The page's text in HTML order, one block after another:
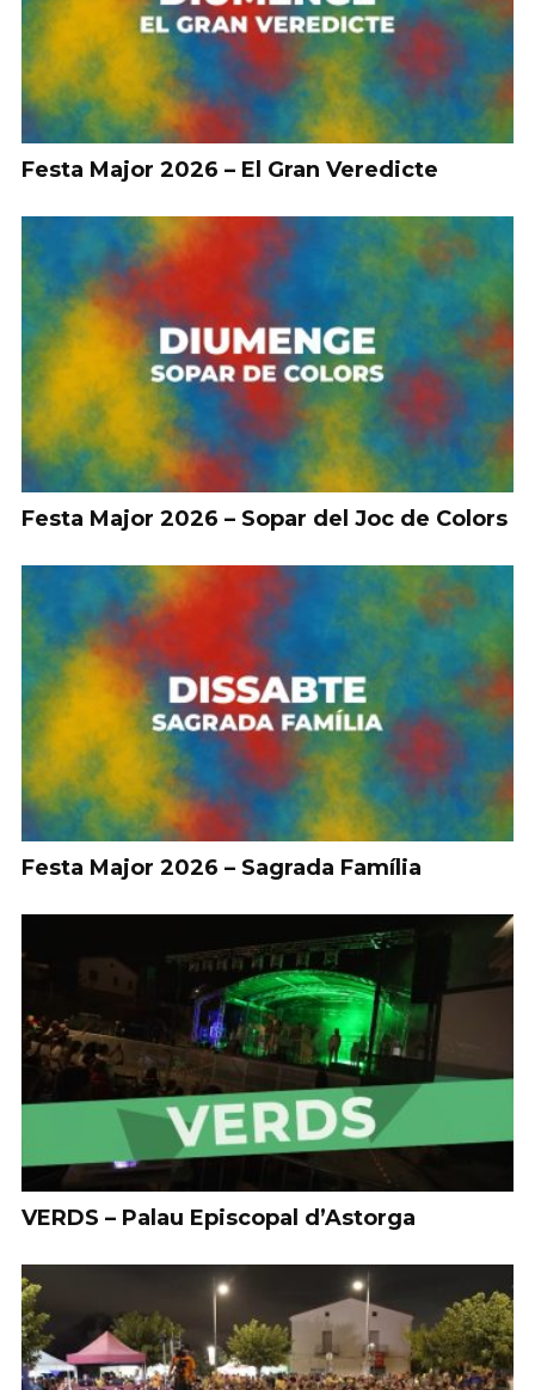
Festa Major 2026 – El Gran Veredicte
Festa Major 2026 – Sopar del Joc de Colors
Festa Major 2026 – Sagrada Família
VERDS – Palau Episcopal d’Astorga